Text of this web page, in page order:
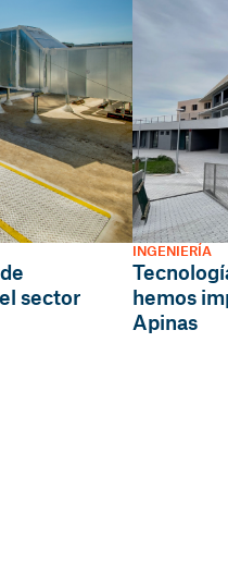
sector
hemos
Apinas
INGENIERÍA